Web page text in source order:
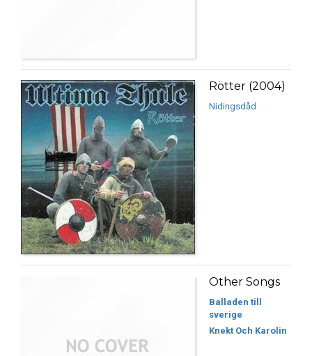
Rötter (2004)
Nidingsdåd
Other Songs
Balladen till
sverige
Knekt Och Karolin